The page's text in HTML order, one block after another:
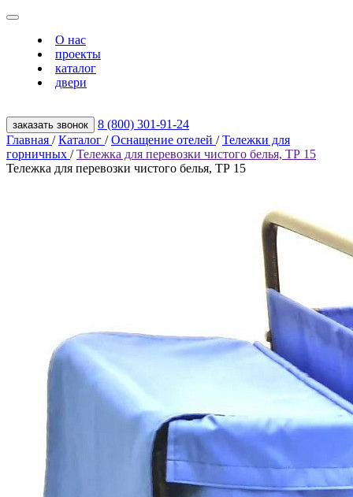
О нас
проекты
каталог
двери
заказать звонок
8 (800) 301‑91‑24
Главная / Каталог / Оснащение отелей / Тележки для
горничных / Тележка для перевозки чистого белья, ТР 15
Тележка для перевозки чистого белья, ТР 15